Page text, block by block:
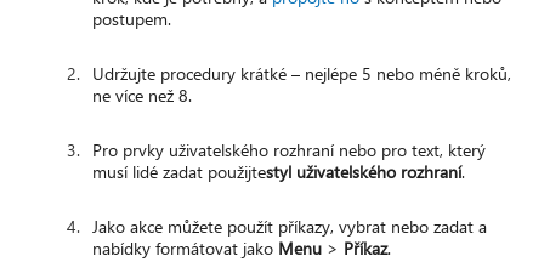
postupem.
Udržujte procedury krátké – nejlépe 5 nebo méně kroků,
ne více než 8.
Pro prvky uživatelského rozhraní nebo pro text, který
musí lidé zadat použijtestyl uživatelského rozhraní.
Jako akce můžete použít příkazy, vybrat nebo zadat a
nabídky formátovat jako Menu > Příkaz.